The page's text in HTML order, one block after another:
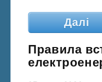
Далі
Правила